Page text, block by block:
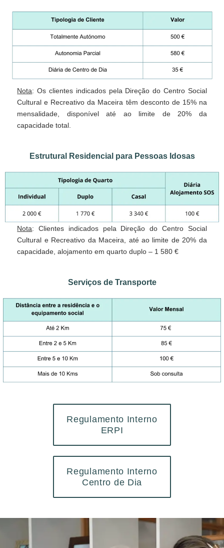
Nota: Os clientes indicados pela Direção do Centro Social
Cultural e Recreativo da Maceira têm desconto de 15% na
mensalidade, disponível até ao limite de 20% da
capacidade total.
Estrutural Residencial para Pessoas Idosas
Nota: Clientes indicados pela Direção do Centro Social
Cultural e Recreativo da Maceira, até ao limite de 20% da
capacidade, alojamento em quarto duplo – 1 580 €
Serviços de Transporte
Regulamento Interno
ERPI
Regulamento Interno
Centro de Dia